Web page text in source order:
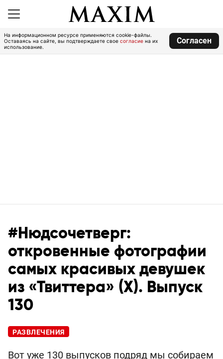
На информационном ресурсе применяются cookie-файлы.
Оставаясь на сайте, вы подтверждаете свое согласие на их
использование.
Согласен
#Нюдсочетверг:
откровенные фотографии
самых красивых девушек
из «Твиттера» (X). Выпуск
130
РАЗВЛЕЧЕНИЯ
Вот уже 130 выпусков подряд мы собираем